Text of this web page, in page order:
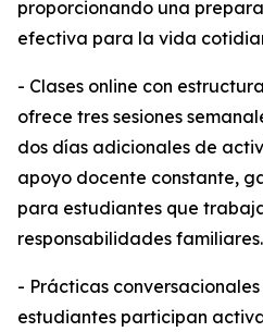
proporcionando una
efectiva para la vida
- Clases online con
ofrece tres sesiones
dos días adicionales de
apoyo docente constante,
para estudiantes que
responsabilidades familiares.
- Prácticas
estudiantes participan